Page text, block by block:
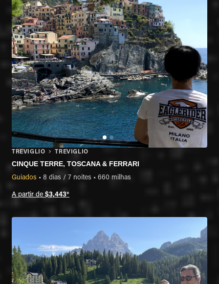
TREVIGLIO TREVIGLIO
CINQUE TERRE, TOSCANA & FERRARI
Guiados • 8 dias / 7 noites • 660 milhas
A partir de $3,443*